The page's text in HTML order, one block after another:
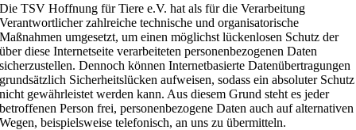
Die TSV Hoffnung für Tiere e.V. hat als für die Verarbeitung
Verantwortlicher zahlreiche technische und organisatorische
Maßnahmen umgesetzt, um einen möglichst lückenlosen Schutz der
über diese Internetseite verarbeiteten personenbezogenen Daten
sicherzustellen. Dennoch können Internetbasierte Datenübertragungen
grundsätzlich Sicherheitslücken aufweisen, sodass ein absoluter Schutz
nicht gewährleistet werden kann. Aus diesem Grund steht es jeder
betroffenen Person frei, personenbezogene Daten auch auf alternativen
Wegen, beispielsweise telefonisch, an uns zu übermitteln.